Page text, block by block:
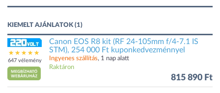
KIEMELT AJÁNLATOK (1)
647 vélemény
Canon EOS R8 kit (RF 24-105mm f/4-7.1 IS
STM), 254 000 Ft kuponkedvezménnyel
Ingyenes szállítás, 1 nap alatt
Raktáron
815 890 Ft